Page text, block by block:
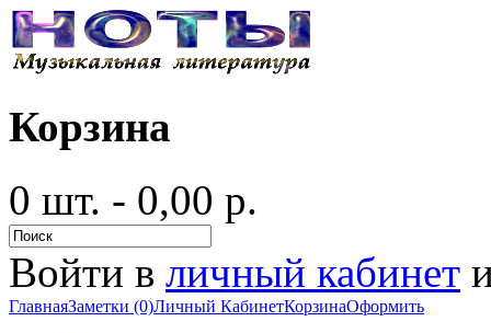
Корзина
0 шт. - 0,00 р.
Войти в личный кабинет
ГлавнаяЗаметки (0)Личный КабинетКорзинаОформить